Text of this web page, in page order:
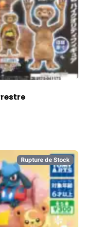
Rupture de Stock